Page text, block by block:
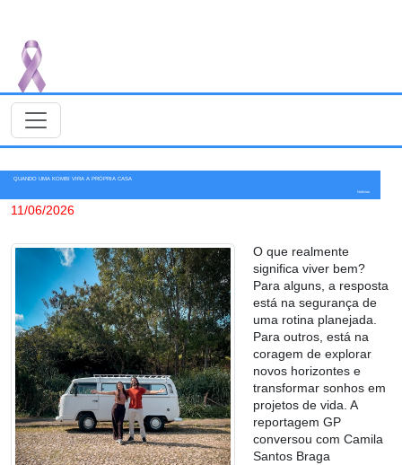
QUANDO UMA KOMBI VIRA A PRÓPRIA CASA
Notícias
11/06/2026
O que realmente
significa viver bem?
Para alguns, a resposta
está na segurança de
uma rotina planejada.
Para outros, está na
coragem de explorar
novos horizontes e
transformar sonhos em
projetos de vida. A
reportagem GP
conversou com Camila
Santos Braga